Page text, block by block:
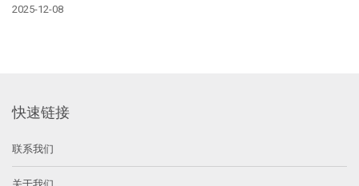
2025-12-08
快速链接
联系我们